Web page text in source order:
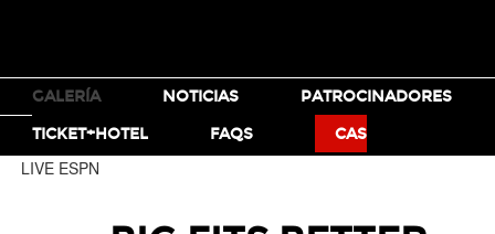
TICKETS
GALERÍA NOTICIAS
PATROCINADORES
TICKET+HOTEL
FAQS CAS
MOTO X
LIVE ESPN